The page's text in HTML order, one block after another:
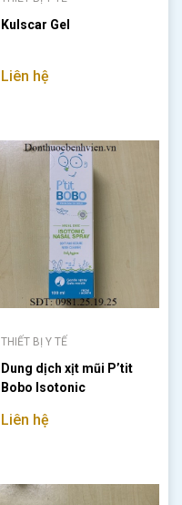
Kulscar Gel
Liên hệ
THIẾT BỊ Y TẾ
Dung dịch xịt mũi P’tit
Bobo Isotonic
Liên hệ